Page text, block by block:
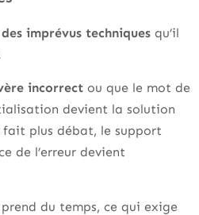
imprévus techniques qu’il
incorrect ou que le mot de
devient la solution
plus débat, le support
de l’erreur devient
du temps, ce qui exige